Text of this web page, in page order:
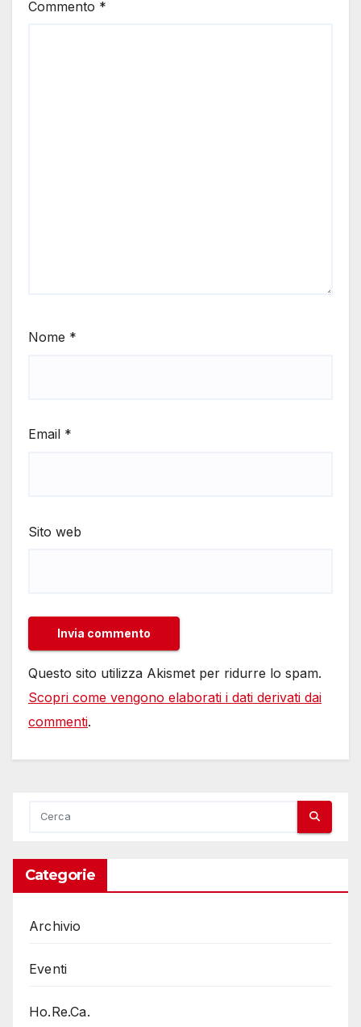
Commento *
Nome *
Email *
Sito web
Questo sito utilizza Akismet per ridurre lo spam.
Scopri come vengono elaborati i dati derivati dai
commenti.
Categorie
Archivio
Eventi
Ho.Re.Ca.